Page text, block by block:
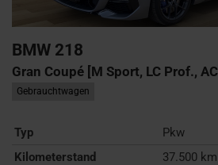
BMW 218
Gran Coupé [M Sport, LC Prof.,
Gebrauchtwagen
Typ
Pkw
Kilometerstand
37.500 km